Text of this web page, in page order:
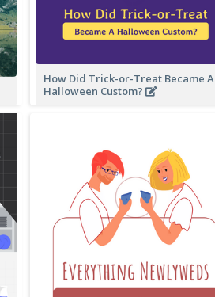
How Did Trick-or-Treat Became A
Halloween Custom?